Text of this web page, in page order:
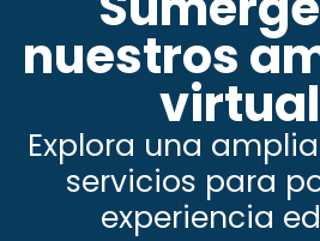
nuestros
Explora una
servicios para
experiencia